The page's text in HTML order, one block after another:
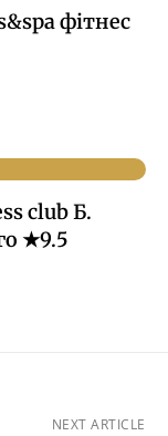
фітнес
club Б.
★9.5
NEXT ARTICLE